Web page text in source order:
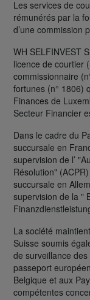
Les services de
rémunérés par la
d’une commission
WH SELFINVEST
licence de courtier
commissionnaire
fortunes (n° 1806)
Finances de
Secteur Financier
Dans le cadre du
succursale en
supervision de l’
Résolution"
succursale en
supervision de la "
La société
Suisse soumis
de surveillance
passeport
Belgique et aux
compétentes